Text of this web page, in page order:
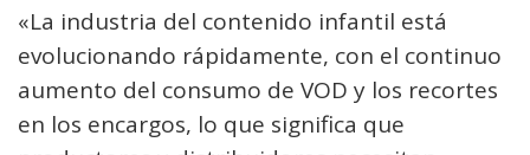
«La industria del contenido infantil está
evolucionando rápidamente, con el continuo
aumento del consumo de VOD y los recortes
en los encargos, lo que significa que